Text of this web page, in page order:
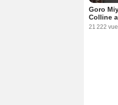
Goro
Colline
21 222